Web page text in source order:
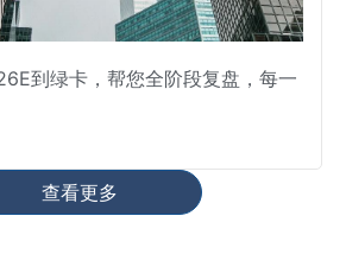
到绿卡，帮您全阶段复盘，每一
查看更多